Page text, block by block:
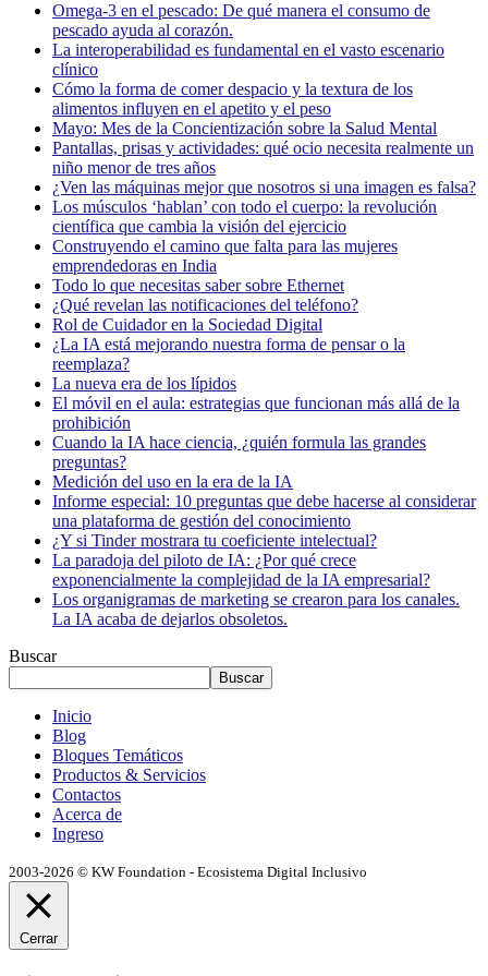
Omega-3 en el pescado: De qué manera el consumo de
pescado ayuda al corazón.
La interoperabilidad es fundamental en el vasto escenario
clínico
Cómo la forma de comer despacio y la textura de los
alimentos influyen en el apetito y el peso
Mayo: Mes de la Concientización sobre la Salud Mental
Pantallas, prisas y actividades: qué ocio necesita realmente un
niño menor de tres años
¿Ven las máquinas mejor que nosotros si una imagen es falsa?
Los músculos ‘hablan’ con todo el cuerpo: la revolución
científica que cambia la visión del ejercicio
Construyendo el camino que falta para las mujeres
emprendedoras en India
Todo lo que necesitas saber sobre Ethernet
¿Qué revelan las notificaciones del teléfono?
Rol de Cuidador en la Sociedad Digital
¿La IA está mejorando nuestra forma de pensar o la
reemplaza?
La nueva era de los lípidos
El móvil en el aula: estrategias que funcionan más allá de la
prohibición
Cuando la IA hace ciencia, ¿quién formula las grandes
preguntas?
Medición del uso en la era de la IA
Informe especial: 10 preguntas que debe hacerse al considerar
una plataforma de gestión del conocimiento
¿Y si Tinder mostrara tu coeficiente intelectual?
La paradoja del piloto de IA: ¿Por qué crece
exponencialmente la complejidad de la IA empresarial?
Los organigramas de marketing se crearon para los canales.
La IA acaba de dejarlos obsoletos.
Buscar
Buscar
Inicio
Blog
Bloques Temáticos
Productos & Servicios
Contactos
Acerca de
Ingreso
2003-2026 © KW Foundation - Ecosistema Digital Inclusivo
Cerrar